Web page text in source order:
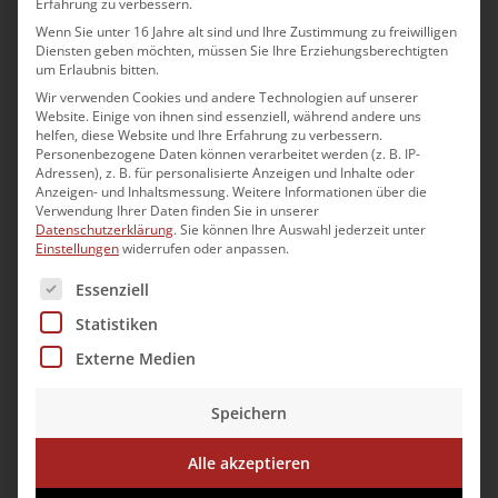
Wildbad Rothenburg o.d.T.
Bayerischer Hotel- und
Erfahrung zu verbessern.
Wenn Sie unter 16 Jahre alt sind und Ihre Zustimmung zu freiwilligen
Diensten geben möchten, müssen Sie Ihre Erziehungsberechtigten
um Erlaubnis bitten.
Wir verwenden Cookies und andere Technologien auf unserer
Website. Einige von ihnen sind essenziell, während andere uns
helfen, diese Website und Ihre Erfahrung zu verbessern.
Personenbezogene Daten können verarbeitet werden (z. B. IP-
Adressen), z. B. für personalisierte Anzeigen und Inhalte oder
Anzeigen- und Inhaltsmessung.Weitere Informationen über die
Verwendung Ihrer Daten finden Sie in unserer
Datenschutzerklärung.Sie können Ihre Auswahl jederzeit unter
Einstellungenwiderrufen oder anpassen.
Es folgt eine Liste der Service-Gruppen, für die eine
Essenziell
Statistiken
Externe Medien
Speichern
Alle akzeptieren